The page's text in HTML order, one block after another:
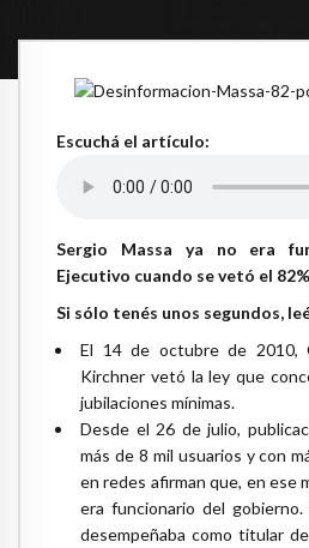
Escuchá el artículo:
Sergio Massa ya no era
Ejecutivo cuando se vetó el
Si sólo tenés unos segundos,
El 14 de octubre de 2010,
Kirchner vetó la ley que
jubilaciones mínimas.
Desde el 26 de julio,
más de 8 mil usuarios y con
en redes afirman que, en ese
era funcionario del
desempeñaba como titular